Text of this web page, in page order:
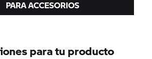
PARA ACCESORIOS
para tu producto